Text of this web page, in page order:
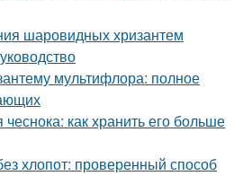
шаровидных хризантем
мультифлора: полное
как хранить его больше
хлопот: проверенный способ